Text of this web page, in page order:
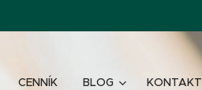
CENNÍK BLOG KONTAKT